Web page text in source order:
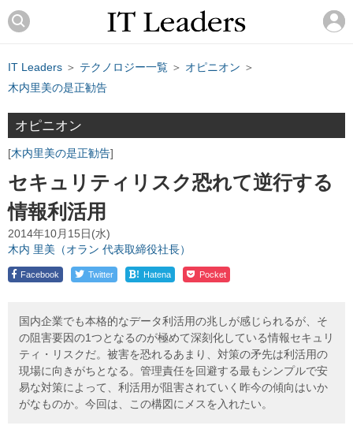
IT Leaders ＞ テクノロジー一覧 ＞ オピニオン ＞
木内里美の是正勧告
オピニオン
木内里美の是正勧告
セキュリティリスク恐れて逆行する
情報利活用
2014年10月15日(水)
木内 里美（オラン 代表取締役社長）
Facebook Twitter ! Hatena Pocket
国内企業でも本格的なデータ利活用の兆しが感じられるが、そ
の阻害要因の1つとなるのが極めて深刻化している情報セキュリ
ティ・リスクだ。被害を恐れるあまり、対策の矛先は利活用の
現場に向きがちとなる。管理責任を回避する最もシンプルで安
易な対策によって、利活用が阻害されていく昨今の傾向はいか
がなものか。今回は、この構図にメスを入れたい。